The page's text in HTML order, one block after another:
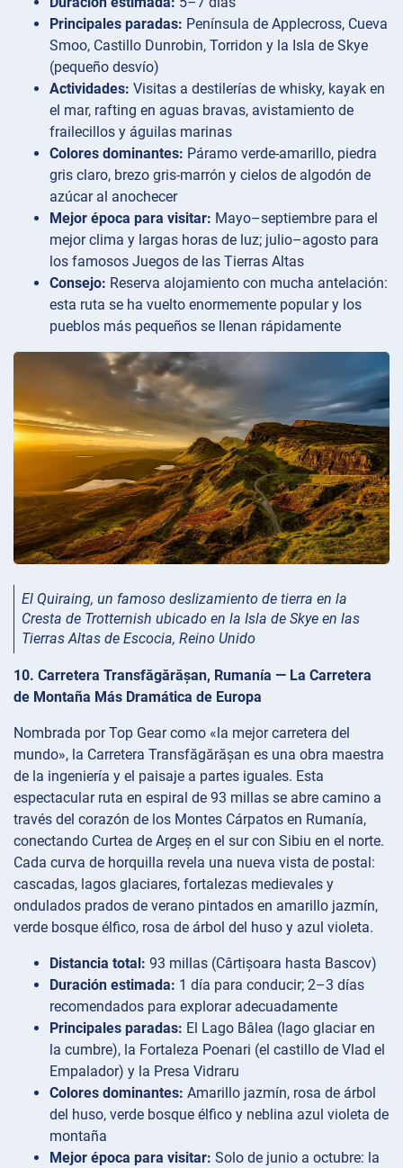
Principales paradas: Península de Applecross, Cueva
Smoo, Castillo Dunrobin, Torridon y la Isla de Skye
(pequeño desvío)
Actividades: Visitas a destilerías de whisky, kayak en
el mar, rafting en aguas bravas, avistamiento de
frailecillos y águilas marinas
Colores dominantes: Páramo verde-amarillo, piedra
gris claro, brezo gris-marrón y cielos de algodón de
azúcar al anochecer
Mejor época para visitar: Mayo–septiembre para el
mejor clima y largas horas de luz; julio–agosto para
los famosos Juegos de las Tierras Altas
Consejo: Reserva alojamiento con mucha antelación:
esta ruta se ha vuelto enormemente popular y los
pueblos más pequeños se llenan rápidamente
El Quiraing, un famoso deslizamiento de tierra en la
Cresta de Trotternish ubicado en la Isla de Skye en las
Tierras Altas de Escocia, Reino Unido
10. Carretera Transfăgărășan, Rumanía — La Carretera
de Montaña Más Dramática de Europa
Nombrada por Top Gear como «la mejor carretera del
mundo», la Carretera Transfăgărășan es una obra maestra
de la ingeniería y el paisaje a partes iguales. Esta
espectacular ruta en espiral de 93 millas se abre camino a
través del corazón de los Montes Cárpatos en Rumanía,
conectando Curtea de Argeș en el sur con Sibiu en el norte.
Cada curva de horquilla revela una nueva vista de postal:
cascadas, lagos glaciares, fortalezas medievales y
ondulados prados de verano pintados en amarillo jazmín,
verde bosque élfico, rosa de árbol del huso y azul violeta.
Distancia total: 93 millas (Cârtișoara hasta Bascov)
Duración estimada: 1 día para conducir; 2–3 días
recomendados para explorar adecuadamente
Principales paradas: El Lago Bâlea (lago glaciar en
la cumbre), la Fortaleza Poenari (el castillo de Vlad el
Empalador) y la Presa Vidraru
Colores dominantes: Amarillo jazmín, rosa de árbol
del huso, verde bosque élfico y neblina azul violeta de
montaña
Mejor época para visitar: Solo de junio a octubre: la